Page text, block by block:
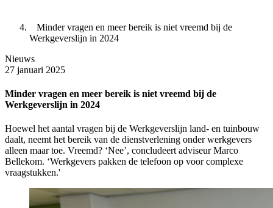
Minder vragen en meer bereik is niet vreemd bij de
Werkgeverslijn in 2024
Nieuws
27 januari 2025
Minder vragen en meer bereik is niet vreemd bij de
Werkgeverslijn in 2024
Hoewel het aantal vragen bij de Werkgeverslijn land- en tuinbouw
daalt, neemt het bereik van de dienstverlening onder werkgevers
alleen maar toe. Vreemd? ‘Nee’, concludeert adviseur Marco
Bellekom. ‘Werkgevers pakken de telefoon op voor complexe
vraagstukken.'